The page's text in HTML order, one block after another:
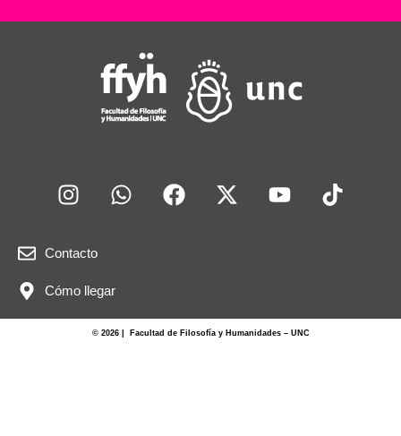
Contacto
Cómo llegar
© 2026 | Facultad de Filosofía y Humanidades – UNC